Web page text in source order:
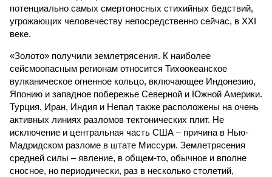
потенциально самых смертоносных стихийных бедствий,
угрожающих человечеству непосредственно сейчас, в XXI
веке.
«Золото» получили землетрясения. К наиболее
сейсмоопасным регионам относится Тихоокеанское
вулканическое огненное кольцо, включающее Индонезию,
Японию и западное побережье Северной и Южной Америки.
Турция, Иран, Индия и Непал также расположены на очень
активных линиях разломов тектонических плит. Не
исключение и центральная часть США – причина в Нью-
Мадридском разломе в штате Миссури. Землетрясения
средней силы – явление, в общем-то, обычное и вполне
сносное, но периодически, раз в несколько столетий,